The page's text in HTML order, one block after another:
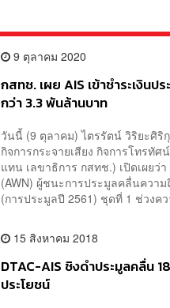
9 ตุลาคม 2020
กสทช. เผย AIS เข้าชำระเงิน
กว่า 3.3 พันล้านบาท
วันนี้ (9 ตุลาคม) ไตรรัตน์ วิริยะศิริ
กิจการกระจายเสียง กิจการโทรทั
แทน เลขาธิการ กสทช.) เปิดเผยว่
(AWN) ผู้ชนะการประมูลคลื่นควา
(การประมูลปี 2561) ชุดที่ 1 ช่วงค
15 สิงหาคม 2018
DTAC-AIS ชิงดำประมูลคลื่น
ประโยชน์